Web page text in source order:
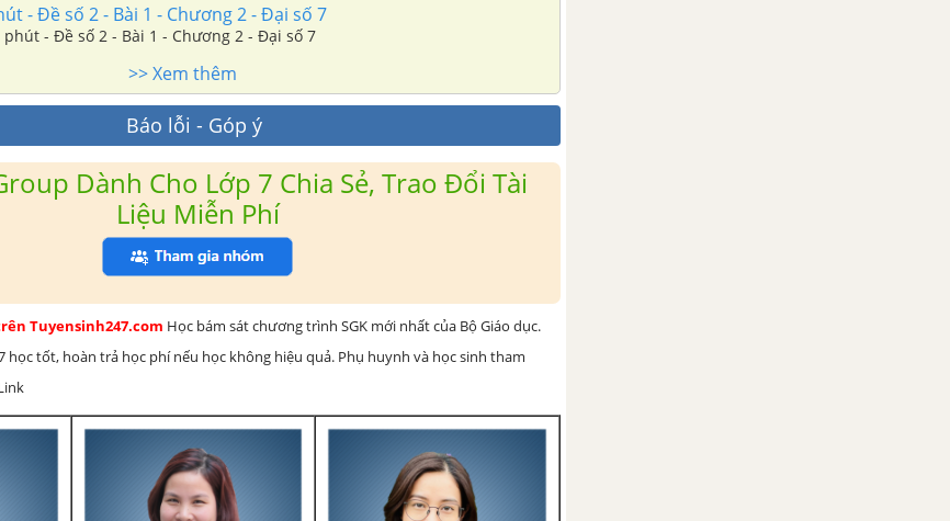
- Đề số 2 - Bài 1 - Chương 2 - Đại số 7
- Đề số 2 - Bài 1 - Chương 2 - Đại số 7
>> Xem thêm
Báo lỗi - Góp ý
Dành Cho Lớp 7 Chia Sẻ, Trao Đổi Tài
Liệu Miễn Phí
Tuyensinh247.com Học bám sát chương trình SGK mới nhất của Bộ Giáo dục.
học tốt, hoàn trả học phí nếu học không hiệu quả. Phụ huynh và học sinh tham